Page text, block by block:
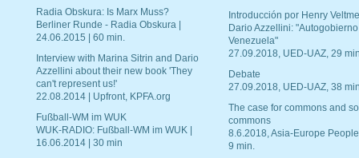
Radia Obskura: Is Marx Muss?
Berliner Runde - Radia Obskura |
24.06.2015 | 60 min.
Interview with Marina Sitrin and Dario
Azzellini about their new book 'They
can't represent us!'
22.08.2014 | Upfront, KPFA.org
Fußball-WM im WUK
WUK-RADIO: Fußball-WM im WUK |
16.06.2014 | 30 min
Introducción por Henry
Dario Azzellini:
Venezuela"
27.09.2018, UED-UAZ, 29
Debate
27.09.2018, UED-UAZ, 38
The case for commons and
commons
8.6.2018, Asia-Europe
9 min.